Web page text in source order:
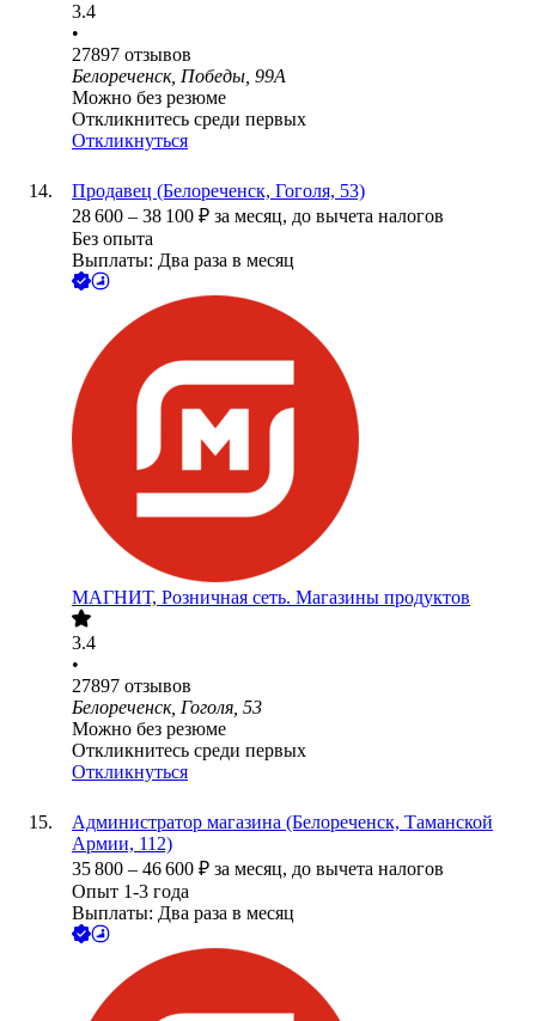
3.4
•
27897 отзывов
Белореченск, Победы, 99А
Можно без резюме
Откликнитесь среди первых
Откликнуться
Продавец (Белореченск, Гоголя, 53)
28 600 – 38 100 ₽ за месяц, до вычета налогов
Без опыта
Выплаты: Два раза в месяц
МАГНИТ, Розничная сеть. Магазины продуктов
3.4
•
27897 отзывов
Белореченск, Гоголя, 53
Можно без резюме
Откликнитесь среди первых
Откликнуться
Администратор магазина (Белореченск, Таманской
Армии, 112)
35 800 – 46 600 ₽ за месяц, до вычета налогов
Опыт 1-3 года
Выплаты: Два раза в месяц